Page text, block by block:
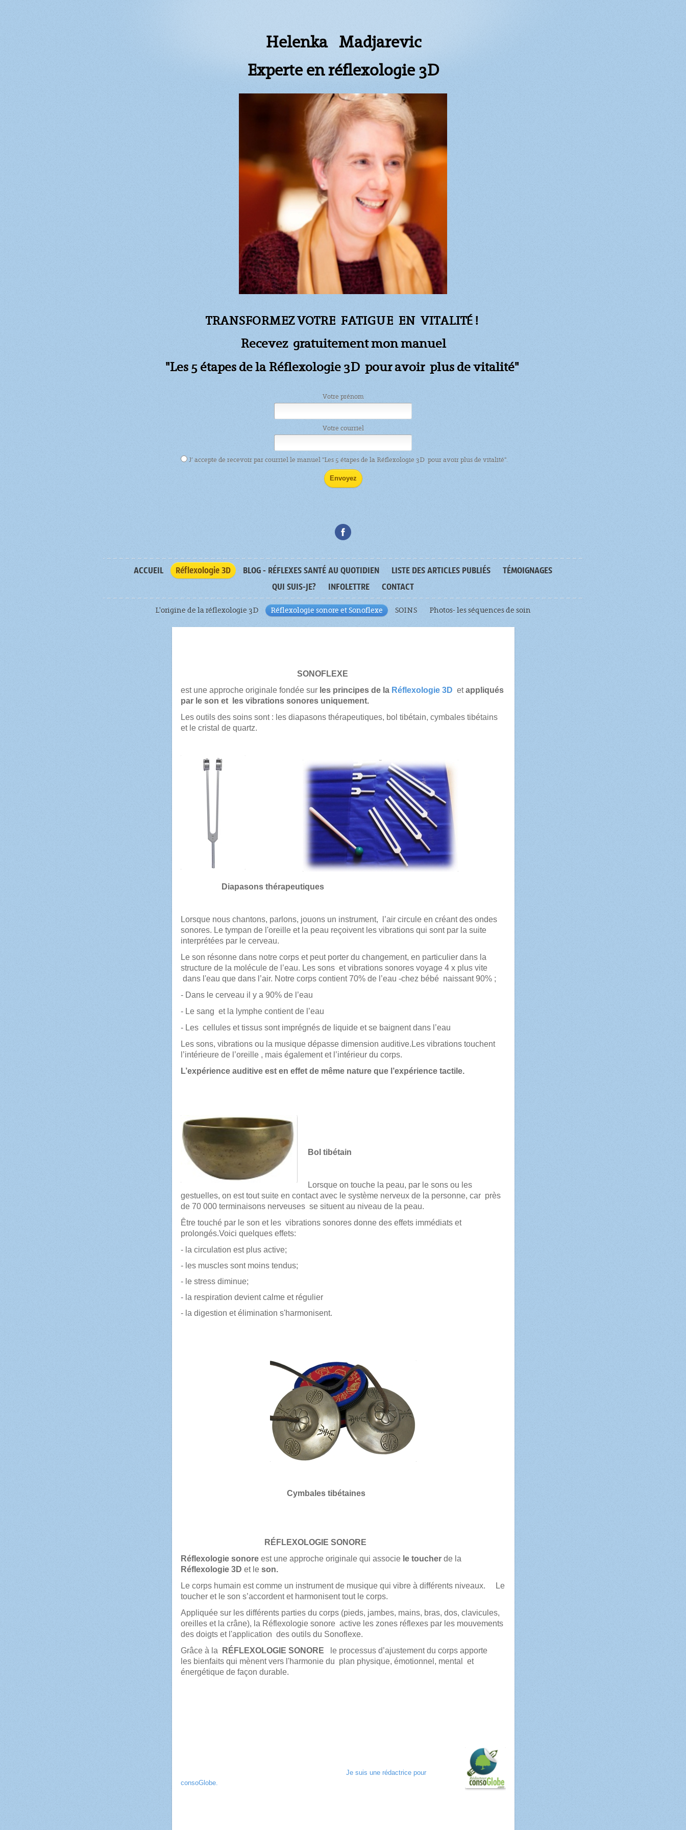
Helenka Madjarevic
Experte en réflexologie 3D
TRANSFORMEZ VOTRE FATIGUE EN VITALITÉ !
Recevez gratuitement mon manuel
"Les 5 étapes de la Réflexologie 3D pour avoir plus de vitalité"
Votre prénom
Votre courriel
J’ accepte de recevoir par courriel le manuel "Les 5 étapes de la Réflexologie 3D pour avoir plus de vitalité".
ACCUEIL Réflexologie 3D BLOG - RÉFLEXES SANTÉ AU QUOTIDIEN LISTE DES ARTICLES PUBLIÉS
TÉMOIGNAGES
QUI SUIS-JE?
INFOLETTRE CONTACT
L'origine de la réflexologie 3D Réflexologie sonore et Sonoflexe SOINS Photos- les séquences de soin
SONOFLEXE
est une approche originale fondée sur les principes de la Réflexologie 3D etappliqués
par le son et les vibrations sonores uniquement.
Les outils des soins sont : les diapasons thérapeutiques, bol tibétain, cymbales tibétains
et le cristal de quartz.
Diapasons thérapeutiques
Lorsque nous chantons, parlons, jouons un instrument, l’air circule en créant des ondes
sonores. Le tympan de l'oreille et la peau reçoivent les vibrations qui sont par la suite
interprétées par le cerveau.
Le son résonne dans notre corps et peut porter du changement, en particulier dans la
structure de la molécule de l’eau. Les sons et vibrations sonores voyage 4 x plus vite
dans l'eau que dans l’air. Notre corps contient 70% de l’eau -chez bébé naissant 90% ;
- Dans le cerveau il y a 90% de l’eau
- Le sang et la lymphe contient de l’eau
- Les cellules et tissus sont imprégnés de liquide et se baignent dans l’eau
Les sons, vibrations ou la musique dépasse dimension auditive.Les vibrations touchent
l’intérieure de l’oreille , mais également et l’intérieur du corps.
L’expérience auditive est en effet de même nature que l’expérience tactile.
Bol tibétain
Lorsque on touche la peau, par le sons ou les
gestuelles, on est tout suite en contact avec le système nerveux de la personne, car près
de 70 000 terminaisons nerveuses se situent au niveau de la peau.
Être touché par le son et les vibrations sonores donne des effets immédiats et
prolongés.Voici quelques effets:
- la circulation est plus active;
- les muscles sont moins tendus;
- le stress diminue;
- la respiration devient calme et régulier
- la digestion et élimination s'harmonisent.
Cymbales tibétaines
RÉFLEXOLOGIE SONORE
Réflexologie sonore est une approche originale qui associele toucherde la
Réflexologie 3D et le son.
Le corps humain est comme un instrument de musique qui vibre à différents niveaux. Le
toucher et le son s’accordent et harmonisent tout le corps.
Appliquée sur les différents parties du corps (pieds, jambes, mains, bras, dos, clavicules,
oreilles et la crâne), la Réflexologie sonore active les zones réflexes par les mouvements
des doigts et l'application des outils du Sonoflexe.
Grâce à la
RÉFLEXOLOGIE SONORE le processus d’ajustement du corps apporte
les bienfaits qui mènent vers l'harmonie du plan physique, émotionnel, mental et
énergétique de façon durable.
Je suis une rédactrice pour
consoGlobe.